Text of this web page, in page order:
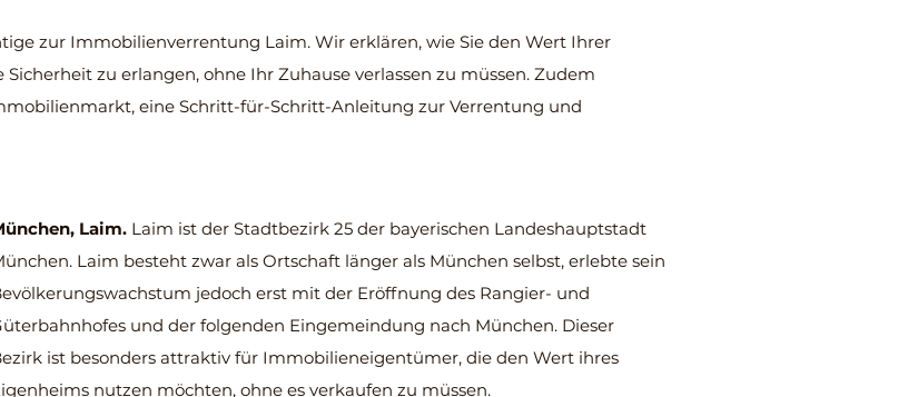
zur Immobilienverrentung Laim. Wir erklären, wie Sie den Wert Ihrer
zu erlangen, ohne Ihr Zuhause verlassen zu müssen. Zudem
eine Schritt-für-Schritt-Anleitung zur Verrentung und
Laim. Laim ist der Stadtbezirk 25 der bayerischen Landeshauptstadt
Laim besteht zwar als Ortschaft länger als München selbst, erlebte sein
jedoch erst mit der Eröffnung des Rangier- und
und der folgenden Eingemeindung nach München. Dieser
ist besonders attraktiv für Immobilieneigentümer, die den Wert ihres
nutzen möchten, ohne es verkaufen zu müssen.